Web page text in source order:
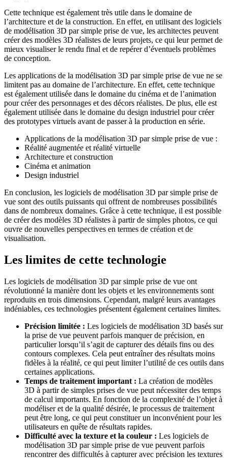
Cette technique est également très utile dans le domaine de
l’architecture et de la construction. En effet, en utilisant des logiciels
de modélisation 3D par simple prise de vue, les architectes peuvent
créer des modèles 3D réalistes de leurs projets, ce qui leur permet de
mieux visualiser le rendu final et de repérer d’éventuels problèmes
de conception.
Les applications de la modélisation 3D par simple prise de vue ne se
limitent pas au domaine de l’architecture. En effet, cette technique
est également utilisée dans le domaine du cinéma et de l’animation
pour créer des personnages et des décors réalistes. De plus, elle est
également utilisée dans le domaine du design industriel pour créer
des prototypes virtuels avant de passer à la production en série.
Applications de la modélisation 3D par simple prise de vue :
Réalité augmentée et réalité virtuelle
Architecture et construction
Cinéma et animation
Design industriel
En conclusion, les logiciels de modélisation 3D par simple prise de
vue sont des outils puissants qui offrent de nombreuses possibilités
dans de nombreux domaines. Grâce à cette technique, il est possible
de créer des modèles 3D réalistes à partir de simples photos, ce qui
ouvre de nouvelles perspectives en termes de création et de
visualisation.
Les limites de cette technologie
Les logiciels de modélisation 3D par simple prise de vue ont
révolutionné la manière dont les objets et les environnements sont
reproduits en trois dimensions. Cependant, malgré leurs avantages
indéniables, ces technologies présentent également certaines limites.
Précision limitée : Les logiciels de modélisation 3D basés sur
la prise de vue peuvent parfois manquer de précision, en
particulier lorsqu’il s’agit de capturer des détails fins ou des
contours complexes. Cela peut entraîner des résultats moins
fidèles à la réalité, ce qui peut limiter l’utilité de ces outils dans
certaines applications.
Temps de traitement important : La création de modèles
3D à partir de simples prises de vue peut nécessiter des temps
de calcul importants. En fonction de la complexité de l’objet à
modéliser et de la qualité désirée, le processus de traitement
peut être long, ce qui peut constituer un inconvénient pour les
utilisateurs en quête de résultats rapides.
Difficulté avec la texture et la couleur : Les logiciels de
modélisation 3D par simple prise de vue peuvent parfois
rencontrer des difficultés à capturer avec précision les textures